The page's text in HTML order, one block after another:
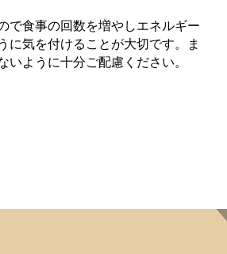
で食事の回数を増やしエネルギー
に気を付けることが大切です。ま
いように十分ご配慮ください。